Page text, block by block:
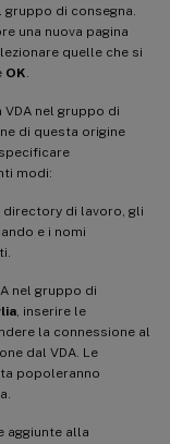
gruppo di consegna.
una nuova pagina
quelle che si
OK.
nel gruppo di
di questa origine
modi:
directory di lavoro, gli
e i nomi
nel gruppo di
, inserire le
la connessione al
dal VDA. Le
popoleranno
aggiunte alla